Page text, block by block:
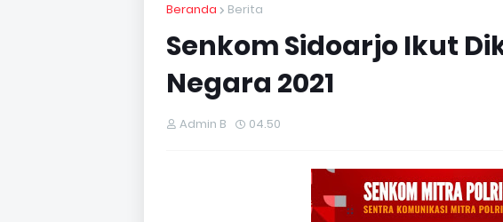
Beranda Berita
Senkom Sidoarjo Ikut
Negara 2021
Admin B 04.50